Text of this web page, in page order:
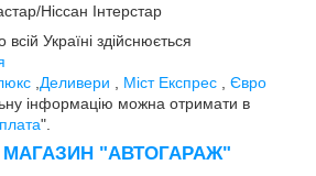
Ніссан Інтерстар
Україні здійснюється
Деливери Міст Експрес
Євро
інформацію можна отримати в
".
МАГАЗИН "АВТОГАРАЖ"